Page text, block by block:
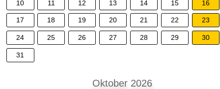
10 11 12 13 14 15 16
17 18 19 20 21 22 23
24 25 26 27 28 29 30
31
Oktober 2026